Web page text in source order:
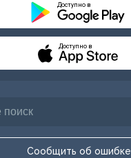
Сообщить об ошибке
Доступно в
Доступно в